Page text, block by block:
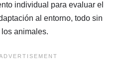
individual para evaluar el
al entorno, todo sin
animales.